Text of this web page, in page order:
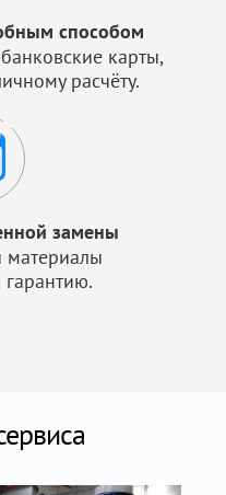
способом
карты,
расчёту.
замены
материалы
гарантию.